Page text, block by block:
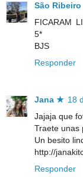
São Ribeiro
FICARAM
5*
BJS
Responder
Jana ★ 18
Jajaja que
Traete unas
Un besito
http://
Responder